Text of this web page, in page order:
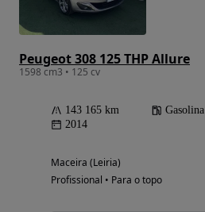
Peugeot 308 125 THP Allure
1598 cm3 • 125 cv
143 165 km Gasolina
2014
Maceira (Leiria)
Profissional • Para o topo